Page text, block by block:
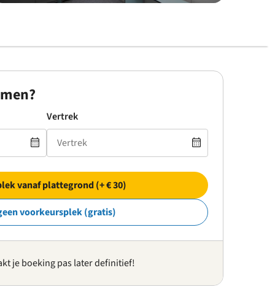
Vertrek
vanaf plattegrond (+ € 30)
voorkeursplek (gratis)
je boeking pas later definitief!